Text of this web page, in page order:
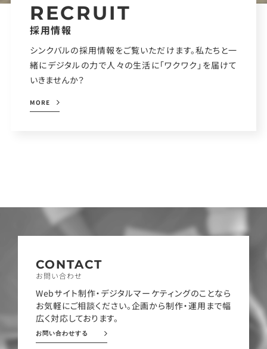
RECRUIT
採用情報
シンクバルの採用情報をご覧いただけます。私たちと一
緒にデジタルの力で人々の生活に「ワクワク」を届けて
いきませんか？
MORE
CONTACT
お問い合わせ
Webサイト制作・デジタルマーケティングのことなら
お気軽にご相談ください。企画から制作・運用まで幅
広く対応しております。
お問い合わせする